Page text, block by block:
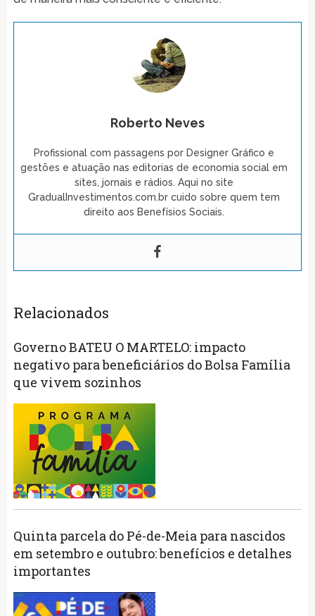
Roberto Neves
Profissional com passagens por Designer Gráfico e
gestões e atuação nas editorias de economia social em
sites, jornais e rádios. Aqui no site
GradualInvestimentos.com.br cuido sobre quem tem
direito aos Benefísios Sociais.
Relacionados
Governo BATEU O MARTELO: impacto
negativo para beneficiários do Bolsa Família
que vivem sozinhos
Quinta parcela do Pé-de-Meia para nascidos
em setembro e outubro: benefícios e detalhes
importantes